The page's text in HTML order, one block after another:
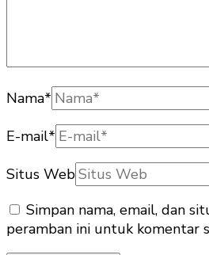
Nama*
E-mail*
Situs Web
Simpan nama, email, dan
peramban ini untuk komentar